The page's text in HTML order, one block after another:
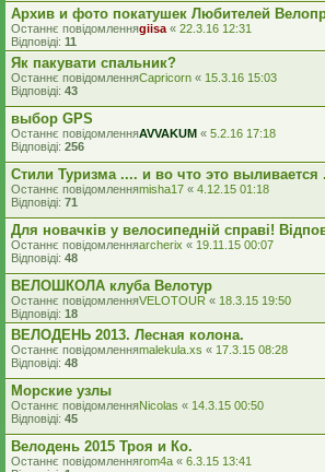
Архив и фото покатушек Любителей
Останнє повідомленняgiisa « 22.3.16 12:31
Відповіді: 11
Як пакувати спальник?
Останнє повідомленняCapricorn « 15.3.16 15:03
Відповіді: 43
выбор GPS
Останнє повідомленняAVVAKUM « 5.2.16 17:18
Відповіді: 256
Стили Туризма .... и во что это выливается
Останнє повідомленняmisha17 « 4.12.15 01:18
Відповіді: 71
Для новачків у велосипедній справі!
Останнє повідомленняarcherix « 19.11.15 00:07
Відповіді: 48
ВЕЛОШКОЛА клуба Велотур
Останнє повідомленняVELOTOUR « 18.3.15 19:50
Відповіді: 18
ВЕЛОДЕНЬ 2013. Лесная колона.
Останнє повідомленняmalekula.xs « 17.3.15 08:28
Відповіді: 48
Морские узлы
Останнє повідомленняNicolas « 14.3.15 00:50
Відповіді: 45
Велодень 2015 Троя и Ко.
Останнє повідомленняrom4a « 6.3.15 13:41